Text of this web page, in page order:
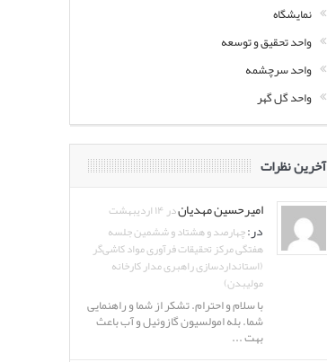
نمایشگاه
واحد تحقیق و توسعه
واحد سرچشمه
واحد گل گهر
آخرین نظرات
امیرحسین مهدیاندر ۱۴ اردیبهشت
در:چهارصد و هشتاد و ششمین جلسه
هفتگی مرکز تحقیقات فرآوری مواد کاشی‌گر
(استانداردسازی راهبری مدار کارخانه
مولیبدن)
با سلام و احترام. تشکر از شما و راهنمایی
شما. بله امولسیون گازوئیل و آب باعث
بهت ...